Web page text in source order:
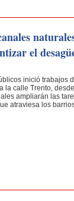
el
inició trabajos
la calle Trento,
ampliarán las
atraviesa los